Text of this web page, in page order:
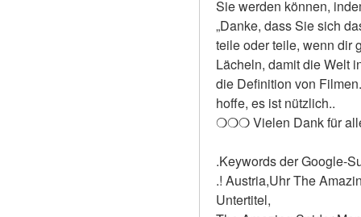
Sie werden können,
„Danke, dass Sie sich
teile oder teile, wenn dir
Lächeln, damit die Welt
die Definition von
hoffe, es ist nützlich..
❍❍❍ Vielen Dank für
.Keywords der Google-
.! Austria,Uhr The
Untertitel,